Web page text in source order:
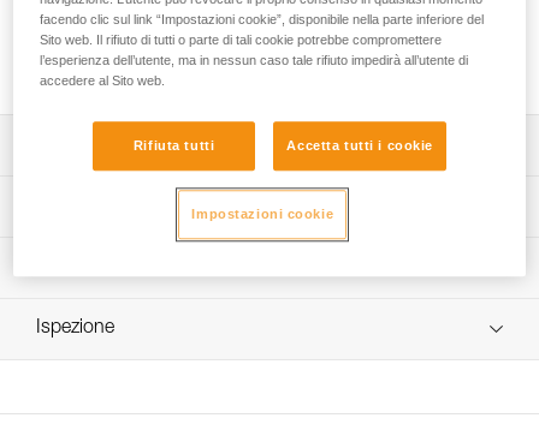
maggiore maneggevolezza. I molteplici fori ottimizzano
l’evacuazione dell’acqua. La costruzione e il manico
superiore rinforzato gli conferiscono una grande resistenza.
Sacco portacorda di facile utilizzo destinato all’uso
collettivo nel torrentismo:
- progettato per trasportare la corda, evitare che s’impigli
sacco ALCANADRE CLUB 30 e ALCANADRE GUIDE 45,
garantire la galleggiabilità,
- lati e fondo forati per un’efficace evacuazione
Specifiche tecniche
poliestere
FAQ
Ispezione
facendo clic sul link “Impostazioni cookie”, disponibile nella parte inferiore del
Sito web. Il rifiuto di tutti o parte di tali cookie potrebbe compromettere
l’esperienza dell’utente, ma in nessun caso tale rifiuto impedirà all’utente di
accedere al Sito web.
Rifiuta tutti Accetta tutti i cookie
Impostazioni cookie